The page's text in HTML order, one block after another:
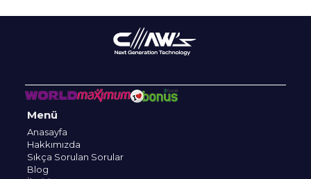
Menü
Anasayfa
Hakkımızda
Sıkça Sorulan Sorular
Blog